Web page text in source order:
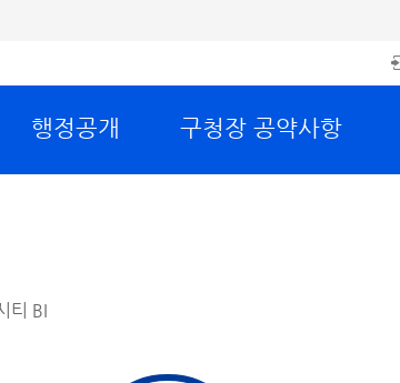
행정공개 구청장 공약사항
티 BI